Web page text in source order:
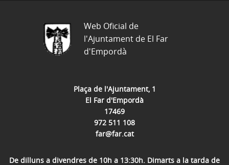
Plaça de l'Ajuntament, 1
El Far d'Empordà
17469
972 511 108
far@far.cat
De dilluns a divendres de 10h a 13:30h. Dimarts a la tarda de
Web Oficial de
l'Ajuntament de El Far
d'Empordà